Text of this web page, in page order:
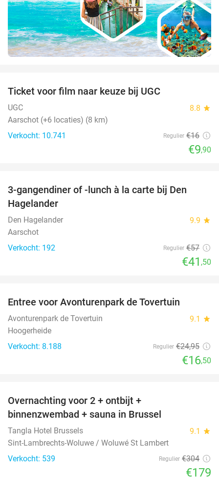
Ticket voor film naar keuze bij UGC
UGC 8.8 star
Aarschot (+6 locaties) (8 km)
Verkocht: 10.741
Regulier €16
€9,90
3-gangendiner of -lunch à la carte bij Den
Hagelander
Den Hagelander 9.9 star
Aarschot
Verkocht: 192
Regulier €57
€41 ,50
Entree voor Avonturenpark de Tovertuin
Avonturenpark de Tovertuin 9.1 star
Hoogerheide
Verkocht: 8.188
Regulier €24,95
€16,50
Overnachting voor 2 + ontbijt +
binnenzwembad + sauna in Brussel
Tangla Hotel Brussels 9.1 star
Sint-Lambrechts-Woluwe / Woluwé St Lambert
Verkocht: 539
Regulier €304
€179